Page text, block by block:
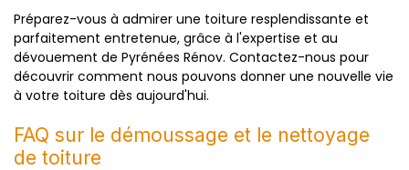
Préparez-vous à admirer une toiture resplendissante et
parfaitement entretenue, grâce à l'expertise et au
dévouement de Pyrénées Rénov. Contactez-nous pour
découvrir comment nous pouvons donner une nouvelle vie
à votre toiture dès aujourd'hui.
FAQ sur le démoussage et le nettoyage
de toiture